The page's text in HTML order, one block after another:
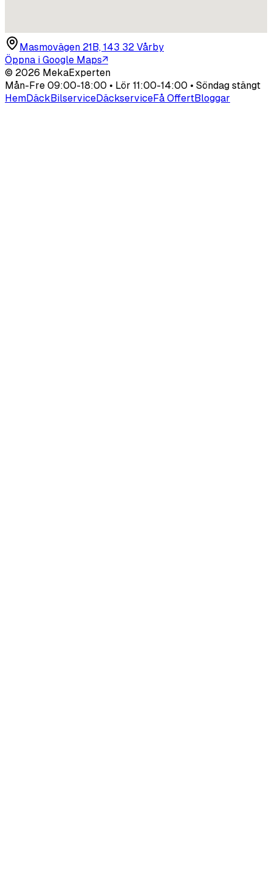
Masmovägen 21B, 143 32 Vårby
Öppna i Google Maps↗
© 2026 MekaExperten
Mån-Fre 09:00-18:00 • Lör 11:00-14:00 • Söndag stängt
HemDäckBilserviceDäckserviceFå OffertBloggar